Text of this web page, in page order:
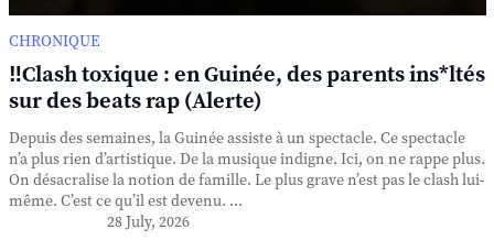
CHRONIQUE
‼️Clash toxique : en Guinée, des parents ins*ltés
sur des beats rap (Alerte)
Depuis des semaines, la Guinée assiste à un spectacle. Ce spectacle
n’a plus rien d’artistique. De la musique indigne. Ici, on ne rappe plus.
On désacralise la notion de famille. Le plus grave n’est pas le clash lui-
même. C’est ce qu’il est devenu. ...
28 July, 2026